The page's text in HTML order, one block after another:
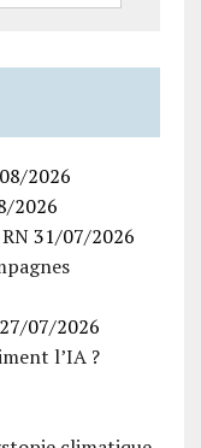
2026
2026
31/07/2026
27/07/2026
l’IA ?